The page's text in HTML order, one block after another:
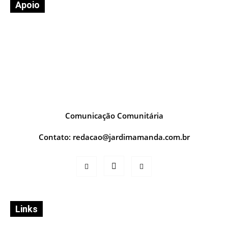
Apoio
Comunicação Comunitária
Contato: redacao@jardimamanda.com.br
Links